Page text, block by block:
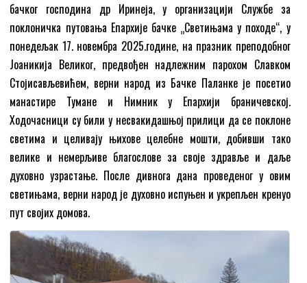
бачког господина др Иринеја, у организацији Службе за
поклоничка путовања Епархије бачке „Светињама у походе“, у
понедељак 17. новембра 2025.године, на празник преподобног
Јоаникија Великог, предвођен надлежним парохом Славком
Стојисављевићем, верни народ из Бачке Паланке је посетио
манастире Тумане и Нимник у Епархији браничевској.
Ходочасници су били у несвакидашњој прилици да се поклоне
светима и целивају њихове целебне мошти, добивши тако
велике и немерљиве благослове за своје здравље и даље
духовно узрастање. После дивнога дана проведеног у овим
светињама, верни народ је духовно испуњен и укрепљен кренуо
пут својих домова.